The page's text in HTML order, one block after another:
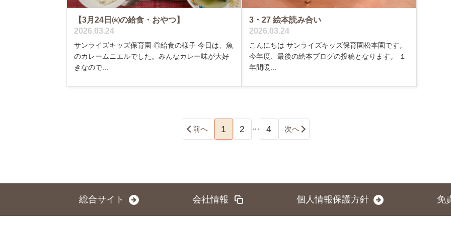
【3月24日㈫の給食・おやつ】
2026.03.24
サンライズキッズ保育園 ◎給食の様子 今日は、魚
のカレームニエルでした。みんなカレー味が大好
きなので...
3・27 絵本読み合い
2026.03.24
こんにちは サンライズキッズ保育園松本園です。
今年度、最後の絵本ブログの投稿となります。 １
年間暖...
前へ 1 2 … 4 次へ
総合サイト 会社情報 個人情報保護方針 免